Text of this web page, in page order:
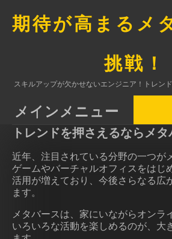
期待が高まるメ
挑戦！
スキルアップが欠かせないエンジニア！トレン
メインメニュー
トレンドを押さえるならメタ
近年、注目されている分野の一つが
ゲームやバーチャルオフィスをはじ
活用が増えており、今後さらなる広
ます。
メタバースは、家にいながらオンラ
いろいろな活動を楽しめるのが、大